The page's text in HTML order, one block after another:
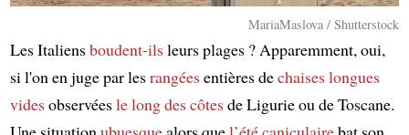
MariaMaslova / Shutterstock
Les Italiensboudent-ilsleurs plages ? Apparemment, oui,
si l'on en juge par lesrangéesentières dechaises longues
videsobservéesle long des côtesde Ligurie ou de Toscane.